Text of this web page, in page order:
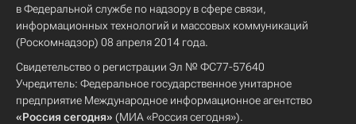
в Федеральной службе по надзору в сфере связи,
информационных технологий и массовых коммуникаций
(Роскомнадзор) 08 апреля 2014 года.
Свидетельство о регистрации Эл № ФС77-57640
Учредитель: Федеральное государственное унитарное
предприятие Международное информационное агентство
«Россия сегодня» (МИА «Россия сегодня»).